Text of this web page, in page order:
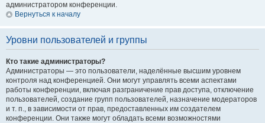
администратором конференции.
Вернуться к началу
Уровни пользователей и группы
Кто такие администраторы?
Администраторы — это пользователи, наделённые высшим уровнем
контроля над конференцией. Они могут управлять всеми аспектами
работы конференции, включая разграничение прав доступа, отключение
пользователей, создание групп пользователей, назначение модераторов
и т. п., в зависимости от прав, предоставленных им создателем
конференции. Они также могут обладать всеми возможностями